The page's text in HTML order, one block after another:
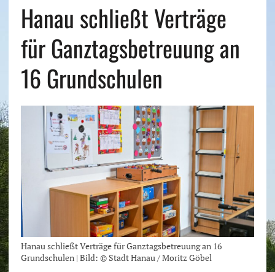
Hanau schließt Verträge
für Ganztagsbetreuung an
16 Grundschulen
Hanau schließt Verträge für Ganztagsbetreuung an 16
Grundschulen | Bild: © Stadt Hanau / Moritz Göbel